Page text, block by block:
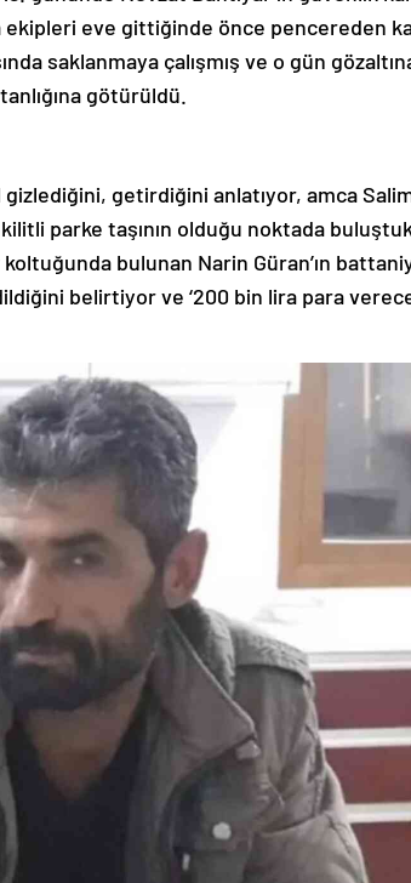
ekipleri eve gittiğinde önce pencereden
saklanmaya çalışmış ve o gün
götürüldü.
getirdiğini anlatıyor, amca
parke taşının olduğu noktada
bulunan Narin Güran’ın
belirtiyor ve ‘200 bin lira para